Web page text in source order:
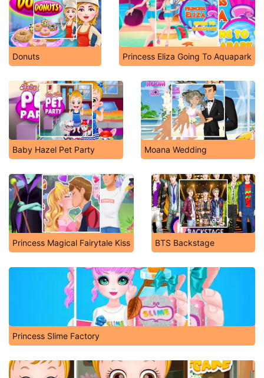
Donuts Princess Eliza Going To Aquapark
Baby Hazel Pet Party Moana Wedding
Princess Magical Fairytale Kiss BTS Backstage
Princess Slime Factory